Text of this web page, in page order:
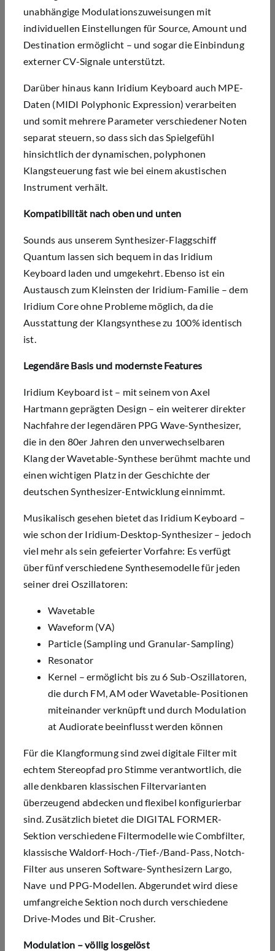
unabhängige Modulationszuweisungen mit
individuellen Einstellungen für Source, Amount und
Destination ermöglicht – und sogar die Einbindung
externer CV-Signale unterstützt.
Darüber hinaus kann Iridium Keyboard auch MPE-
Daten (MIDI Polyphonic Expression) verarbeiten
und somit mehrere Parameter verschiedener Noten
separat steuern, so dass sich das Spielgefühl
hinsichtlich der dynamischen, polyphonen
Klangsteuerung fast wie bei einem akustischen
Instrument verhält.
Kompatibilität nach oben und unten
Sounds aus unserem Synthesizer-Flaggschiff
Quantum lassen sich bequem in das Iridium
Keyboard laden und umgekehrt. Ebenso ist ein
Austausch zum Kleinsten der Iridium-Familie – dem
Iridium Core ohne Probleme möglich, da die
Ausstattung der Klangsynthese zu 100% identisch
ist.
Legendäre Basis und modernste Features
Iridium Keyboard ist – mit seinem von Axel
Hartmann geprägten Design – ein weiterer direkter
Nachfahre der legendären PPG Wave-Synthesizer,
die in den 80er Jahren den unverwechselbaren
Klang der Wavetable-Synthese berühmt machte und
einen wichtigen Platz in der Geschichte der
deutschen Synthesizer-Entwicklung einnimmt.
Musikalisch gesehen bietet das Iridium Keyboard –
wie schon der Iridium-Desktop-Synthesizer – jedoch
viel mehr als sein gefeierter Vorfahre: Es verfügt
über fünf verschiedene Synthesemodelle für jeden
seiner drei Oszillatoren:
Wavetable
Waveform (VA)
Particle (Sampling und Granular-Sampling)
Resonator
Kernel – ermöglicht bis zu 6 Sub-Oszillatoren,
die durch FM, AM oder Wavetable-Positionen
miteinander verknüpft und durch Modulation
at Audiorate beeinflusst werden können
Für die Klangformung sind zwei digitale Filter mit
echtem Stereopfad pro Stimme verantwortlich, die
alle denkbaren klassischen Filtervarianten
überzeugend abdecken und flexibel konfigurierbar
sind. Zusätzlich bietet die DIGITAL FORMER-
Sektion verschiedene Filtermodelle wie Combfilter,
klassische Waldorf-Hoch-/Tief-/Band-Pass, Notch-
Filter aus unseren Software-Synthesizern Largo,
Nave und PPG-Modellen. Abgerundet wird diese
umfangreiche Sektion noch durch verschiedene
Drive-Modes und Bit-Crusher.
Modulation – völlig losgelöst